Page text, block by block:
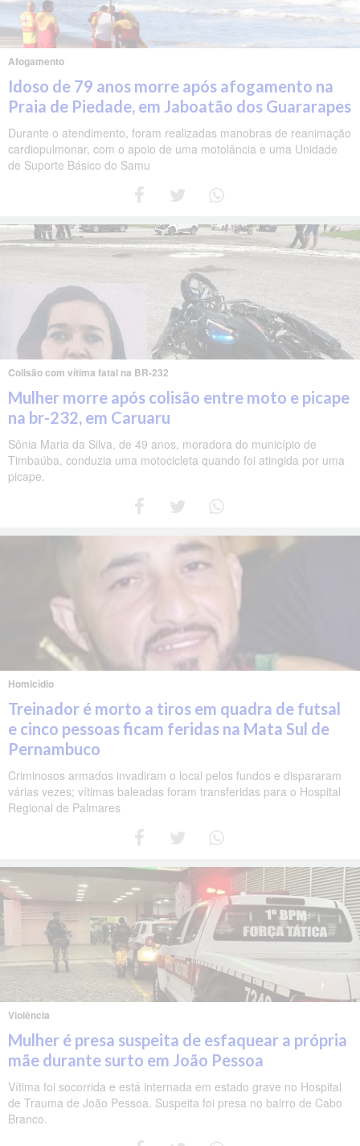
Afogamento
Idoso de 79 anos morre após afogamento na
Praia de Piedade, em Jaboatão dos Guararapes
Durante o atendimento, foram realizadas manobras de reanimação
cardiopulmonar, com o apoio de uma motolância e uma Unidade
de Suporte Básico do Samu
Colisão com vítima fatal na BR-232
Mulher morre após colisão entre moto e picape
na br-232, em Caruaru
Sônia Maria da Silva, de 49 anos, moradora do município de
Timbaúba, conduzia uma motocicleta quando foi atingida por uma
picape.
Homicídio
Treinador é morto a tiros em quadra de futsal
e cinco pessoas ficam feridas na Mata Sul de
Pernambuco
Criminosos armados invadiram o local pelos fundos e dispararam
várias vezes; vítimas baleadas foram transferidas para o Hospital
Regional de Palmares
Violência
Mulher é presa suspeita de esfaquear a própria
mãe durante surto em João Pessoa
Vítima foi socorrida e está internada em estado grave no Hospital
de Trauma de João Pessoa. Suspeita foi presa no bairro de Cabo
Branco.